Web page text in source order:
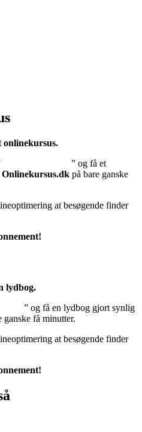
onlinekursus.
” og få et
Onlinekursus.dk på bare ganske
at besøgende finder
lydbog.
” og få en lydbog gjort synlig
ganske få minutter.
at besøgende finder